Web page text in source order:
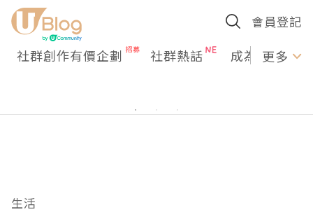
會員登記
社群創作有價企劃 社群熱話 成為U更多
生活